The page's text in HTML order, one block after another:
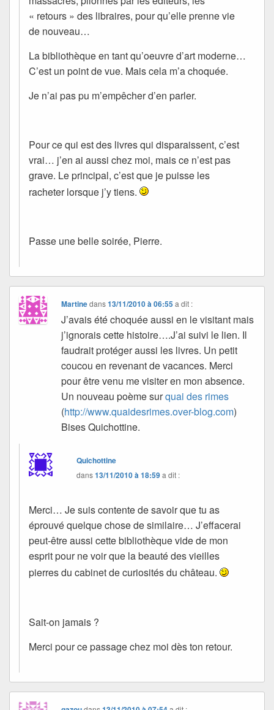
« retours » des libraires, pour qu’elle prenne vie
de nouveau…
La bibliothèque en tant qu’oeuvre d’art moderne…
C’est un point de vue. Mais cela m’a choquée.
Je n’ai pas pu m’empêcher d’en parler.
Pour ce qui est des livres qui disparaissent, c’est
vrai… j’en ai aussi chez moi, mais ce n’est pas
grave. Le principal, c’est que je puisse les
racheter lorsque j’y tiens.
Passe une belle soirée, Pierre.
Martinedans13/11/2010 à 06:55 a dit :
J’avais été choquée aussi en le visitant mais
j’ignorais cette histoire….J’ai suivi le lien. Il
faudrait protéger aussi les livres. Un petit
coucou en revenant de vacances. Merci
pour être venu me visiter en mon absence.
Un nouveau poème surquai des rimes
(http://www.quaidesrimes.over-blog.com)
Bises Quichottine.
Quichottine
dans13/11/2010 à 18:59a dit :
Merci… Je suis contente de savoir que tu as
éprouvé quelque chose de similaire… J’effacerai
peut-être aussi cette bibliothèque vide de mon
esprit pour ne voir que la beauté des vieilles
pierres du cabinet de curiosités du château.
Sait-on jamais ?
Merci pour ce passage chez moi dès ton retour.